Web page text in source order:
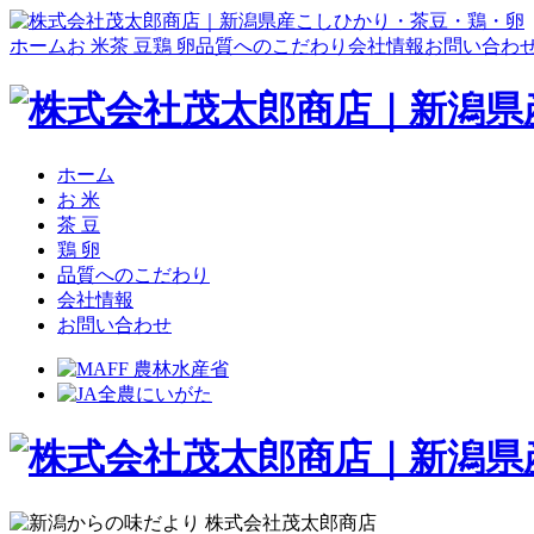
ホームお 米茶 豆鶏 卵品質へのこだわり 会社情報お問い合わ
ホーム
お 米
茶 豆
鶏 卵
品質へのこだわり
会社情報
お問い合わせ